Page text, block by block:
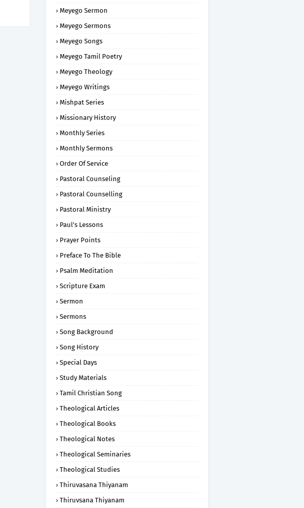
Meyego Sermon
Meyego Sermons
Meyego Songs
Meyego Tamil Poetry
Meyego Theology
Meyego Writings
Mishpat Series
Missionary History
Monthly Series
Monthly Sermons
Order Of Service
Pastoral Counseling
Pastoral Counselling
Pastoral Ministry
Paul's Lessons
Prayer Points
Preface To The Bible
Psalm Meditation
Scripture Exam
Sermon
Sermons
Song Background
Song History
Special Days
Study Materials
Tamil Christian Song
Theological Articles
Theological Books
Theological Notes
Theological Seminaries
Theological Studies
Thiruvasana Thiyanam
Thiruvsana Thiyanam